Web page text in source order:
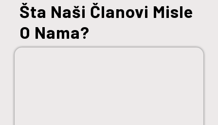
Šta Naši Članovi Misle
O Nama?